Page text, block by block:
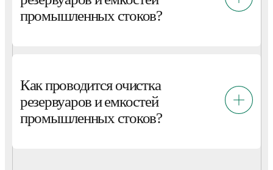
промышленных стоков?
Как проводится очистка
резервуаров и емкостей
промышленных стоков?